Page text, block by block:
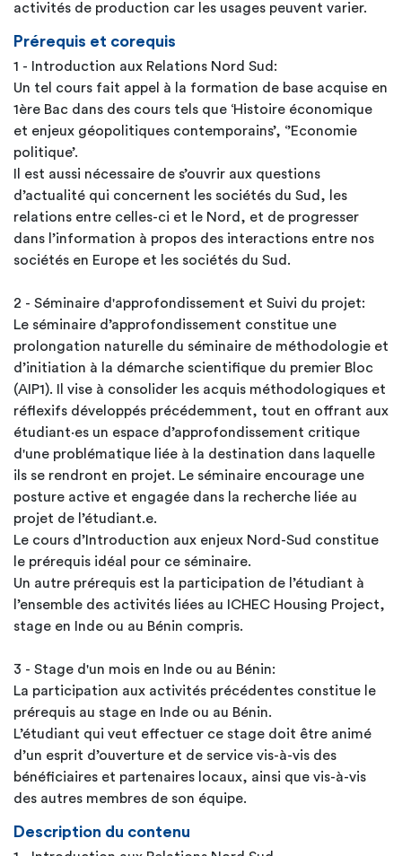
activités de production car les usages peuvent varier.
Prérequis et corequis
1 - Introduction aux Relations Nord Sud:
Un tel cours fait appel à la formation de base acquise en
1ère Bac dans des cours tels que ‘Histoire économique
et enjeux géopolitiques contemporains’, ‘’Economie
politique’.
Il est aussi nécessaire de s’ouvrir aux questions
d’actualité qui concernent les sociétés du Sud, les
relations entre celles-ci et le Nord, et de progresser
dans l’information à propos des interactions entre nos
sociétés en Europe et les sociétés du Sud.
2 - Séminaire d'approfondissement et Suivi du projet:
Le séminaire d’approfondissement constitue une
prolongation naturelle du séminaire de méthodologie et
d’initiation à la démarche scientifique du premier Bloc
(AIP1). Il vise à consolider les acquis méthodologiques et
réflexifs développés précédemment, tout en offrant aux
étudiant·es un espace d’approfondissement critique
d'une problématique liée à la destination dans laquelle
ils se rendront en projet. Le séminaire encourage une
posture active et engagée dans la recherche liée au
projet de l’étudiant.e.
Le cours d’Introduction aux enjeux Nord-Sud constitue
le prérequis idéal pour ce séminaire.
Un autre prérequis est la participation de l’étudiant à
l’ensemble des activités liées au ICHEC Housing Project,
stage en Inde ou au Bénin compris.
3 - Stage d'un mois en Inde ou au Bénin:
La participation aux activités précédentes constitue le
prérequis au stage en Inde ou au Bénin.
L’étudiant qui veut effectuer ce stage doit être animé
d’un esprit d’ouverture et de service vis-à-vis des
bénéficiaires et partenaires locaux, ainsi que vis-à-vis
des autres membres de son équipe.
Description du contenu